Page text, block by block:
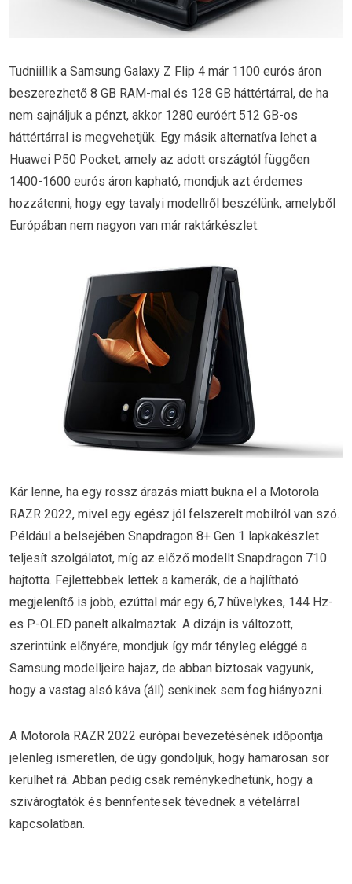
Tudniillik a Samsung Galaxy Z Flip 4 már 1100 eurós áron
beszerezhető 8 GB RAM-mal és 128 GB háttértárral, de ha
nem sajnáljuk a pénzt, akkor 1280 euróért 512 GB-os
háttértárral is megvehetjük. Egy másik alternatíva lehet a
Huawei P50 Pocket, amely az adott országtól függően
1400-1600 eurós áron kapható, mondjuk azt érdemes
hozzátenni, hogy egy tavalyi modellről beszélünk, amelyből
Európában nem nagyon van már raktárkészlet.
Kár lenne, ha egy rossz árazás miatt bukna el a Motorola
RAZR 2022, mivel egy egész jól felszerelt mobilról van szó.
Például a belsejében Snapdragon 8+ Gen 1 lapkakészlet
teljesít szolgálatot, míg az előző modellt Snapdragon 710
hajtotta. Fejlettebbek lettek a kamerák, de a hajlítható
megjelenítő is jobb, ezúttal már egy 6,7 hüvelykes, 144 Hz-
es P-OLED panelt alkalmaztak. A dizájn is változott,
szerintünk előnyére, mondjuk így már tényleg eléggé a
Samsung modelljeire hajaz, de abban biztosak vagyunk,
hogy a vastag alsó káva (áll) senkinek sem fog hiányozni.
A Motorola RAZR 2022 európai bevezetésének időpontja
jelenleg ismeretlen, de úgy gondoljuk, hogy hamarosan sor
kerülhet rá. Abban pedig csak reménykedhetünk, hogy a
szivárogtatók és bennfentesek tévednek a vételárral
kapcsolatban.